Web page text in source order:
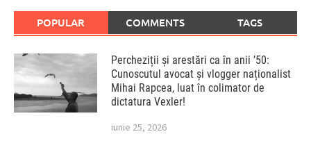
POPULAR COMMENTS TAGS
Percheziții și arestări ca în anii ’50:
Cunoscutul avocat și vlogger naționalist
Mihai Rapcea, luat în colimator de
dictatura Vexler!
iunie 25, 2026